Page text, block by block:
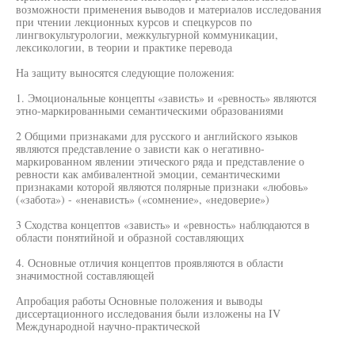
возможности применения выводов и материалов исследования
при чтении лекционных курсов и спецкурсов по
лингвокультурологии, межкультурной коммуникации,
лексикологии, в теории и практике перевода
На защиту выносятся следующие положения:
1. Эмоциональные концепты «зависть» и «ревность» являются
этно-маркированными семантическими образованиями
2 Общими признаками для русского и английского языков
являются представление о зависти как о негативно-
маркированном явлении этического ряда и представление о
ревности как амбивалентной эмоции, семантическими
признаками которой являются полярные признаки «любовь»
(«забота») - «ненависть» («сомнение», «недоверие»)
3 Сходства концептов «зависть» и «ревность» наблюдаются в
области понятийной и образной составляющих
4. Основные отличия концептов проявляются в области
значимостной составляющей
Апробация работы Основные положения и выводы
диссертационного исследования были изложены на IV
Международной научно-практической